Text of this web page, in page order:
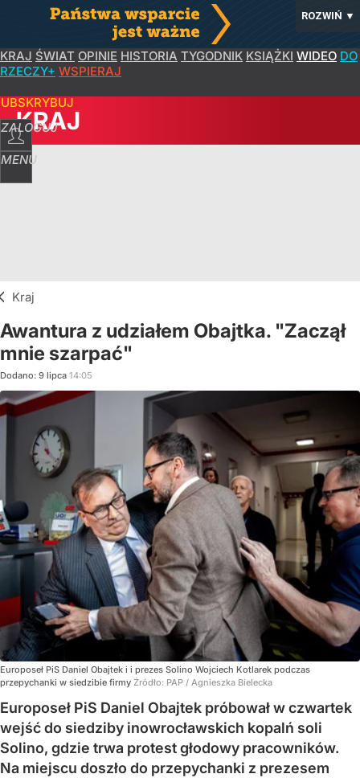
ROZWIŃ ▼
KRAJ ŚWIAT OPINIE HISTORIA TYGODNIK KSIĄŻKI WIDEO DO
RZECZY+ WSPIERAJ
ZALOGUJ
MENU
KRAJ
Kraj
Awantura z udziałem Obajtka. "Zaczął
mnie szarpać"
Dodano: 9 lipca 14:05
Europoseł PiS Daniel Obajtek i i prezes Solino Wojciech Kotlarek podczas
przepychanki w siedzibie firmy Źródło: PAP / Agnieszka Bielecka
Europoseł PiS Daniel Obajtek próbował w czwartek
wejść do siedziby inowrocławskich kopalń soli
Solino, gdzie trwa protest głodowy pracowników.
Na miejscu doszło do przepychanki z prezesem